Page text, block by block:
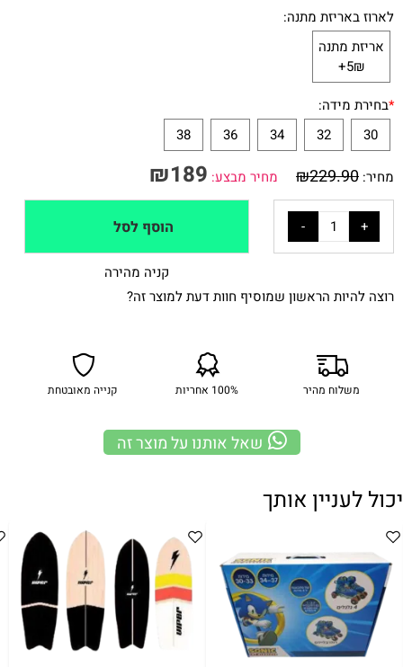
לארוז באריזת מתנה:
אריזת מתנה
5₪+
*בחירת מידה:
30
32
34
36
38
מחיר: ₪229.90 מחיר מבצע: ₪189
הוסף לסל
קניה מהירה
רוצה להיות הראשון שמוסיף חוות דעת למוצר זה?
משלוח מהיר 100% אחריות קנייה מאובטחת
שאל אותנו על מוצר זה
יכול לעניין אותך